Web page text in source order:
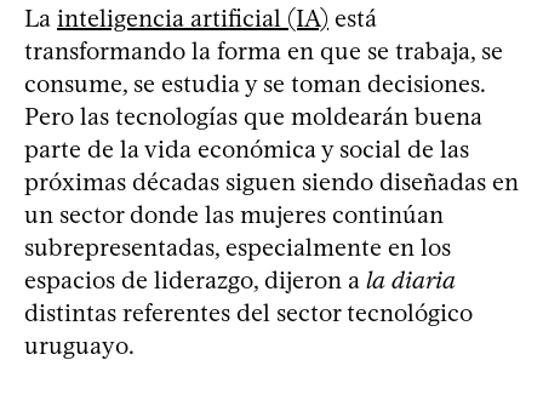
La inteligencia artificial (IA) está
transformando la forma en que se trabaja, se
consume, se estudia y se toman decisiones.
Pero las tecnologías que moldearán buena
parte de la vida económica y social de las
próximas décadas siguen siendo diseñadas en
un sector donde las mujeres continúan
subrepresentadas, especialmente en los
espacios de liderazgo, dijeron a la diaria
distintas referentes del sector tecnológico
uruguayo.